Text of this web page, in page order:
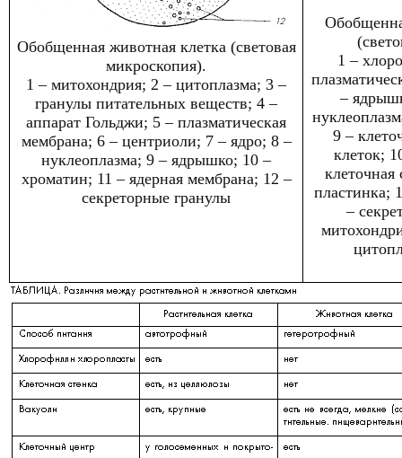
Обобщенная животная клетка (световая
микроскопия).
1 – митохондрия; 2 – цитоплазма; 3 –
гранулы питательных веществ; 4 –
аппарат Гольджи; 5 – плазматическая
мембрана; 6 – центриоли; 7 – ядро; 8 –
нуклеоплазма; 9 – ядрышко; 10 –
хроматин; 11 – ядерная мембрана; 12 –
секреторные гранулы
1 –
–
9 –
клеток;
клеточная
пластинка;
–